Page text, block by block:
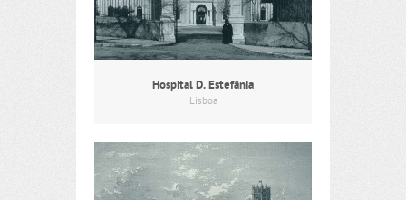
Hospital D. Estefânia
Lisboa